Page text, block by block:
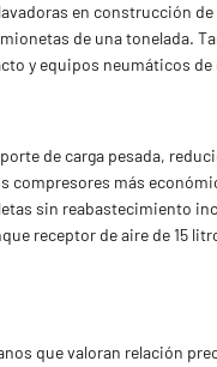
en construcción
de una tonelada.
y equipos neumáticos
de carga pesada,
más
sin reabastecimiento
receptor de aire de 15
que valoran relación